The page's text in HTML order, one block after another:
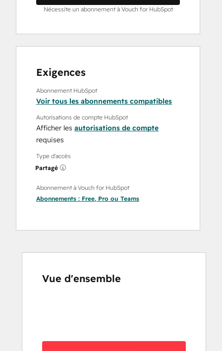
Nécessite un abonnement à Vouch for HubSpot
Exigences
Abonnement HubSpot
Voir tous les abonnements compatibles
Autorisations de compte HubSpot
Afficher les autorisations de compte
requises
Type d'accès
Partagé
Abonnement à Vouch for HubSpot
Abonnements : Free, Pro ou Teams
Vue d'ensemble
flèches